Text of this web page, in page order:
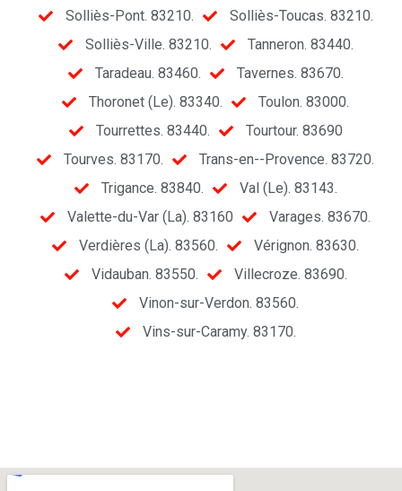
Solliès-Pont. 83210.
Solliès-Toucas. 83210.
Solliès-Ville. 83210.
Tanneron. 83440.
Taradeau. 83460.
Tavernes. 83670.
Thoronet (Le). 83340.
Toulon. 83000.
Tourrettes. 83440.
Tourtour. 83690
Tourves. 83170.
Trans-en--Provence. 83720.
Trigance. 83840.
Val (Le). 83143.
Valette-du-Var (La). 83160
Varages. 83670.
Verdières (La). 83560.
Vérignon. 83630.
Vidauban. 83550.
Villecroze. 83690.
Vinon-sur-Verdon. 83560.
Vins-sur-Caramy. 83170.